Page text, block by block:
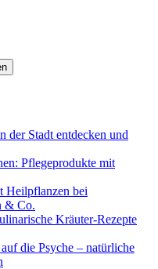
der Stadt entdecken und
Pflegeprodukte mit
Heilpflanzen bei
& Co.
Kräuter-Rezepte
die Psyche – natürliche